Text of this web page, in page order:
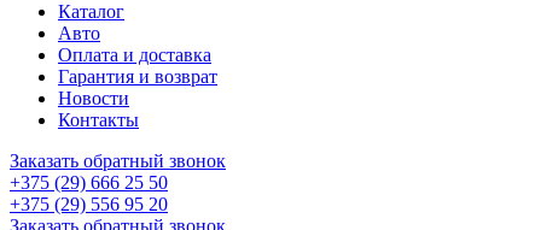
Каталог
Авто
Оплата и доставка
Гарантия и возврат
Новости
Контакты
Заказать обратный звонок
+375 (29) 666 25 50
+375 (29) 556 95 20
Заказать обратный звонок